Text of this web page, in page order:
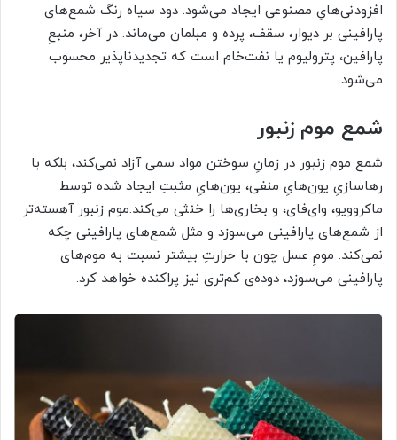
افزودنی‌هایِ مصنوعی ایجاد می‌شود. دود سیاه رنگ شمع‌های
پارافینی بر دیوار، سقف، پرده و مبلمان می‌ماند. در آخر، منبعِ
پارافین، پترولیوم یا نفت‌خام است که تجدید‌ناپذیر محسوب
می‌شود.
شمع موم زنبور
شمع موم زنبور در زمانِ سوختن مواد سمی آزاد نمی‌کند، بلکه با
رهاسازیِ یون‌هایِ منفی، یون‌هایِ مثبتِ ایجاد شده توسط
ماکروویو، وای‌فای، و بخاری‌ها را خنثی می‌کند.موم زنبور آهسته‌تر
از شمع‌های پارافینی می‌سوزد و مثل شمع‌های پارافینی چکه
نمی‌کند. مومِ عسل چون با حرارتِ بیشتر نسبت به موم‌های
پارافینی می‌سوزد، دوده‌ی کم‌تری نیز پراکنده خواهد کرد.